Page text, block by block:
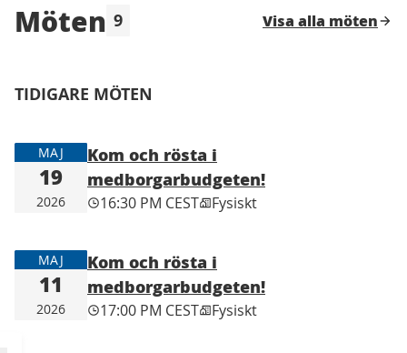
Möten 9 Visa alla möten
+
TIDIGARE MÖTEN
MAJ
19
2026
Kom och rösta i
medborgarbudgeten!
16:30 PM CEST Fysiskt
MAJ
11
2026
Kom och rösta i
medborgarbudgeten!
17:00 PM CEST Fysiskt